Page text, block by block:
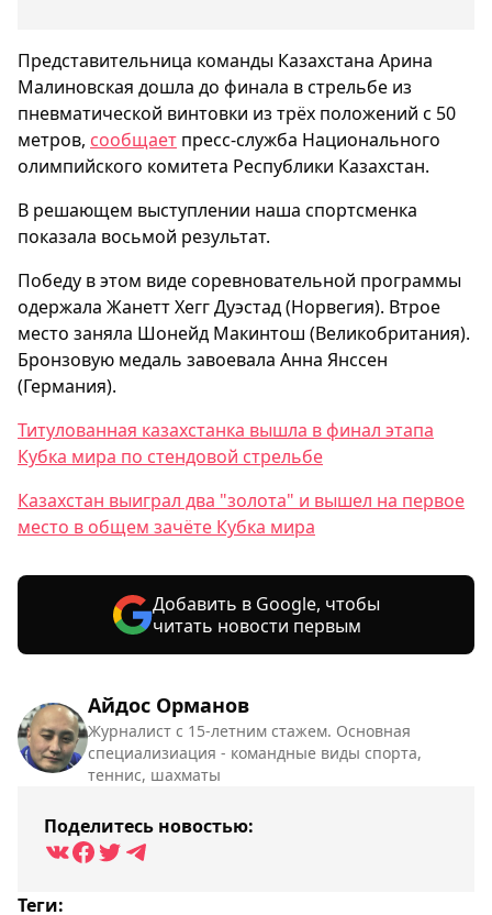
Айдос Орманов
Журналист с 15-летним стажем. Основная
специализиация - командные виды спорта,
теннис, шахматы
Поделитесь новостью:
Теги:
Представительница команды Казахстана Арина
Малиновская дошла до финала в стрельбе из
пневматической винтовки из трёх положений c 50
метров, сообщает пресс-служба Национального
олимпийского комитета Республики Казахстан.
В решающем выступлении наша спортсменка
показала восьмой результат.
Победу в этом виде соревновательной программы
одержала Жанетт Хегг Дуэстад (Норвегия). Втрое
место заняла Шонейд Макинтош (Великобритания).
Бронзовую медаль завоевала Анна Янссен
(Германия).
Титулованная казахстанка вышла в финал этапа
Кубка мира по стендовой стрельбе
Казахстан выиграл два "золота" и вышел на первое
место в общем зачёте Кубка мира
Добавить в Google, чтобы
читать новости первым